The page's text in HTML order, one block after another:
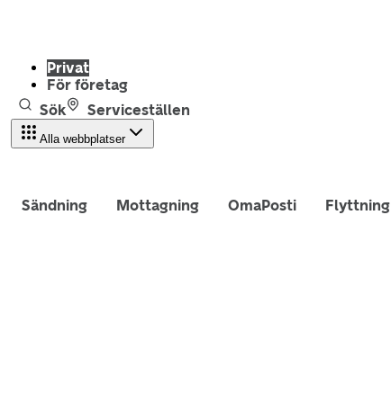
Privat
För företag
Sök
Serviceställen
Alla webbplatser
Sändning Mottagning OmaPosti Flyttning